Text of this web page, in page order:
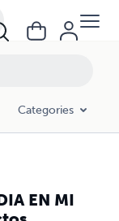
Categories
EN MI